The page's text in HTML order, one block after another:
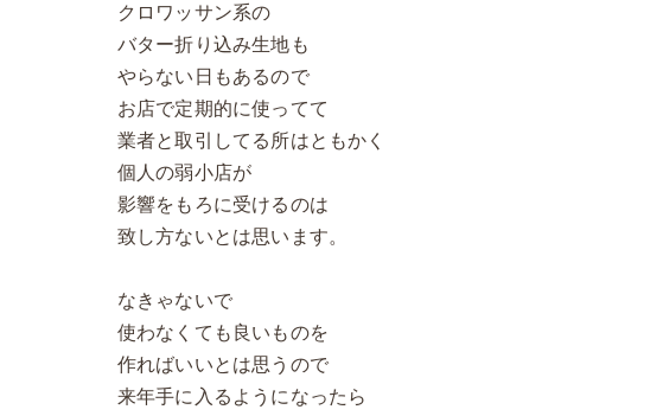
クロワッサン系の
バター折り込み生地も
やらない日もあるので
お店で定期的に使ってて
業者と取引してる所はともかく
個人の弱小店が
影響をもろに受けるのは
致し方ないとは思います。
なきゃないで
使わなくても良いものを
作ればいいとは思うので
来年手に入るようになったら